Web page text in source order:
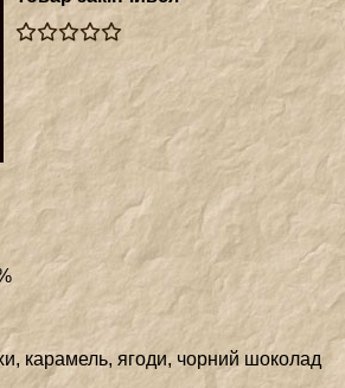
карамель, ягоди, чорний шоколад